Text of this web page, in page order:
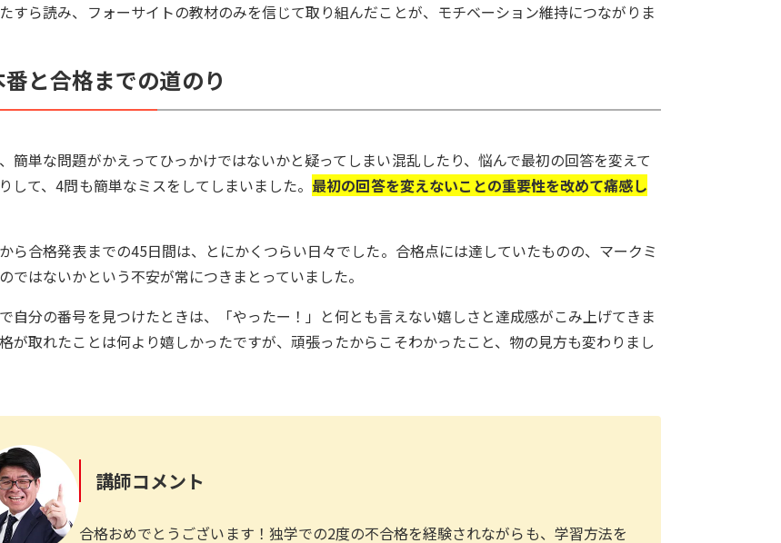
すら読み、フォーサイトの教材のみを信じて取り組んだことが、モチベーション維持につながりま
と合格までの道のり
簡単な問題がかえってひっかけではないかと疑ってしまい混乱したり、悩んで最初の回答を変えて
して、4問も簡単なミスをしてしまいました。 最初の回答を変えないことの重要性を改めて痛感し
ら合格発表までの45日間は、とにかくつらい日々でした。合格点には達していたものの、マークミ
ではないかという不安が常につきまとっていました。
自分の番号を見つけたときは、「やったー！」と何とも言えない嬉しさと達成感がこみ上げてきま
が取れたことは何より嬉しかったですが、頑張ったからこそわかったこと、物の見方も変わりまし
講師コメント
合格おめでとうございます！独学での2度の不合格を経験されながらも、学習方法を